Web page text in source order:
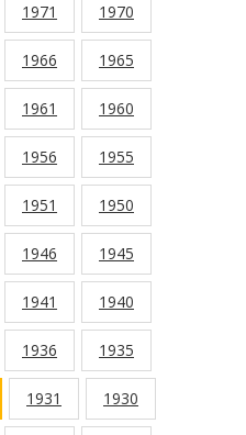
1971 1970
1966 1965
1961 1960
1956 1955
1951 1950
1946 1945
1941 1940
1936 1935
1931 1930